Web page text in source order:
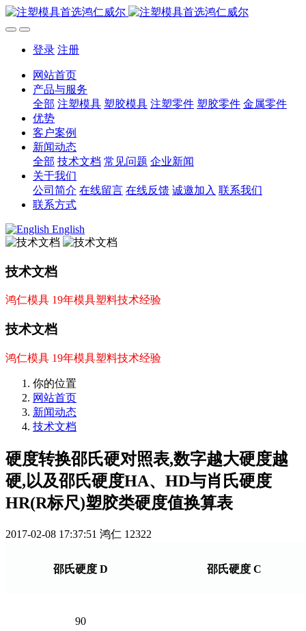
登录 注册
网站首页
产品与服务
全部 注塑模具 塑胶模具 注塑零件 塑胶零件 金属零件
优势
客户案例
新闻动态
全部 技术文档 常见问题 企业新闻
关于我们
公司简介 在线留言 在线反馈 诚邀加入 联系我们
联系方式
English
技术文档
鸿仁模具 19年模具塑料技术经验
技术文档
鸿仁模具 19年模具塑料技术经验
你的位置
网站首页
新闻动态
技术文档
硬度转换邵氏硬对照表,数字越大硬度越
硬,以及邵氏硬度HA、HD与肖氏硬度
HR(R标尺)塑胶类硬度值换算表
2017-02-08 17:37:51 鸿仁 12322
邵氏硬度 D 邵氏硬度 C
90